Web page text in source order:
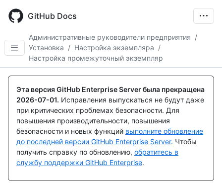
main
GitHub Docs
Административные руководители предприятия /
Установка / Настройка экземпляра /
Настройка промежуточный экземпляр
Эта версия GitHub Enterprise Server была прекращена
2026-07-01. Исправления выпускаться не будут даже
при критических проблемах безопасности. Для
повышения производительности, повышения
безопасности и новых функций выполните обновление
до последней версии GitHub Enterprise Server. Чтобы
получить справку по обновлению, обратитесь в
службу поддержки GitHub Enterprise.